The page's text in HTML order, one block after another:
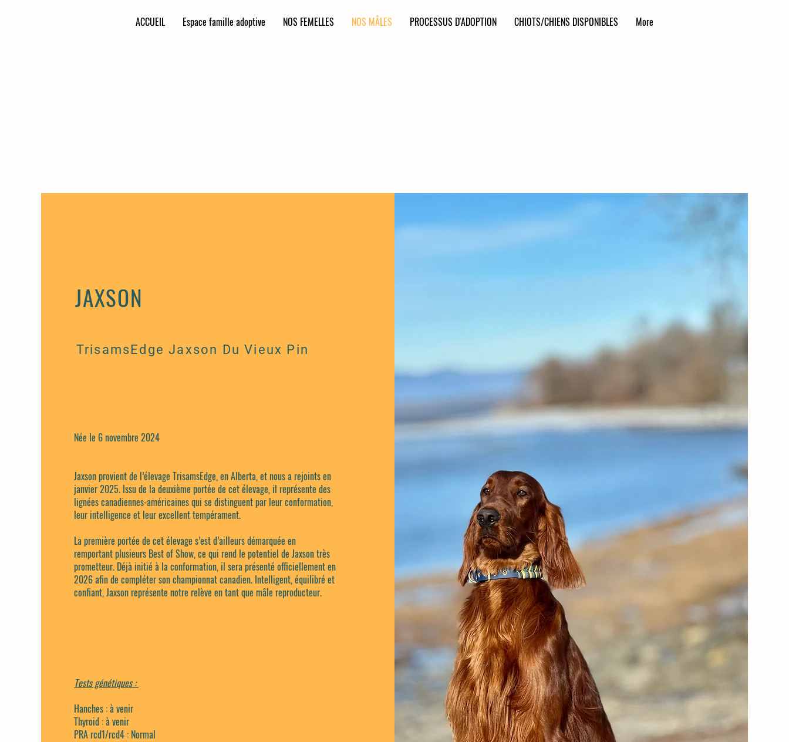
ACCUEIL Espace famille adoptive NOS FEMELLES NOS MÂLES PROCESSUS D'ADOPTION CHIOTS/CHIENS DISPONIBLES More
JAXSON
TrisamsEdge Jaxson Du Vieux Pin
Née le 6 novembre 2024
Jaxson provient de l’élevage TrisamsEdge, en Alberta, et nous a rejoints en
janvier 2025. Issu de la deuxième portée de cet élevage, il représente des
lignées canadiennes-américaines qui se distinguent par leur conformation,
leur intelligence et leur excellent tempérament.
La première portée de cet élevage s’est d’ailleurs démarquée en
remportant plusieurs Best of Show, ce qui rend le potentiel de Jaxson très
prometteur. Déjà initié à la conformation, il sera présenté officiellement en
2026 afin de compléter son championnat canadien. Intelligent, équilibré et
confiant, Jaxson représente notre relève en tant que mâle reproducteur.
Tests génétiques :
Hanches : à venir
Thyroid : à venir
PRA rcd1/rcd4 : Normal